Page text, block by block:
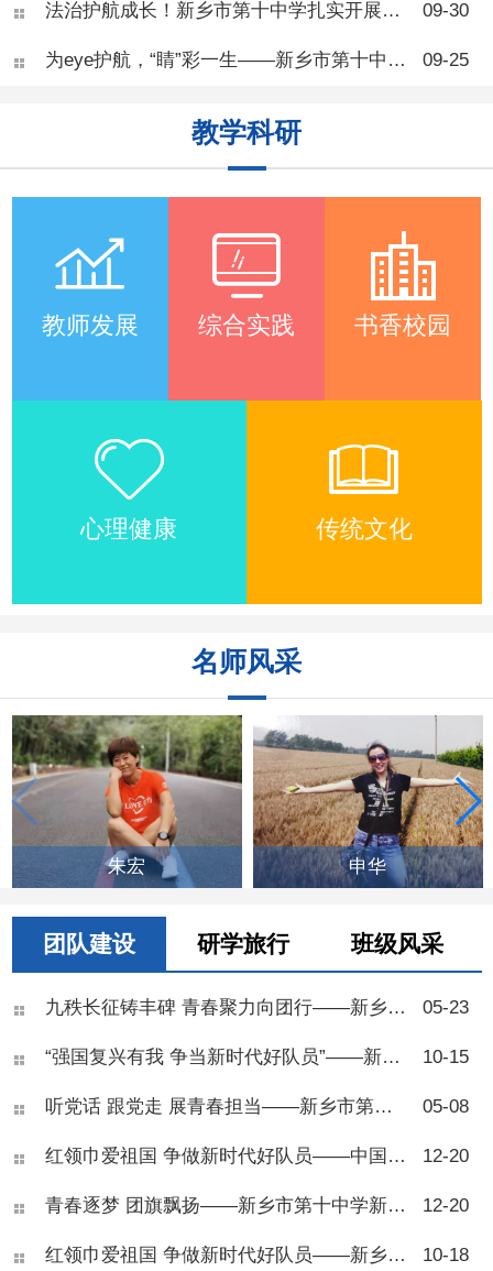
专家
法治护航成长！新乡市第十中学扎实开展秋季法治宣传周活动 09-30
为eye护航，“睛”彩一生——新乡市第十中学健康教育“爱眼护眼”活动 09-25
教学科研
教师发展 综合实践 书香校园
心理健康 传统文化
名师风采
朱宏 申华
团队建设 研学旅行 班级风采
九秩长征铸丰碑 青春聚力向团行——新乡市第十中学举行2026年离队入团仪式 05-23
“强国复兴有我 争当新时代好队员”——新乡市第十中学举行2025年七年级少先队建队仪式 10-15
听党话 跟党走 展青春担当——新乡市第十中学2025年离队入团仪式 05-08
红领巾爱祖国 争做新时代好队员——中国少年先锋队新乡市第十中学第五次代表大会 12-20
青春逐梦 团旗飘扬——新乡市第十中学新团员入团仪式圆满举行 12-20
红领巾爱祖国 争做新时代好队员——新乡市第十中学举行2024年七年级少先队建队仪式 10-18